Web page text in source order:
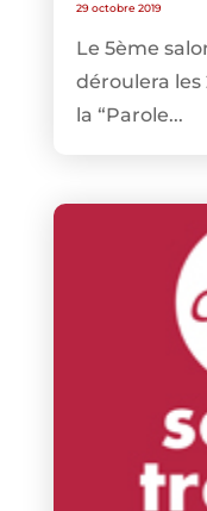
29 octobre 2019
Le 5ème
déroulera les
la “Parole...